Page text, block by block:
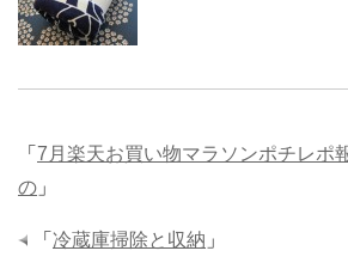
「 7月楽天お買い物マラソンポチレポ
の 」
「 冷蔵庫掃除と収納 」